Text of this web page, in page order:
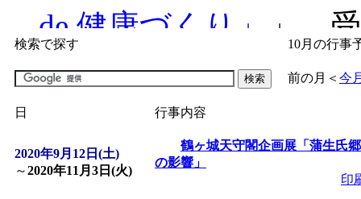
de 健康づくり」
」 受
「子育て交流広場「
間：2026/07/09～
「皆鶴姫のこびる塾
検索で探す 10月の行事
前の月 ＜ 今
日 行事内容
2020年9月12日(土)
～2020年11月3日(火)
鶴ヶ城天守閣企画展「蒲生氏郷
の影響」
印